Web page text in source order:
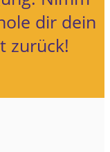
dir dein
zurück!